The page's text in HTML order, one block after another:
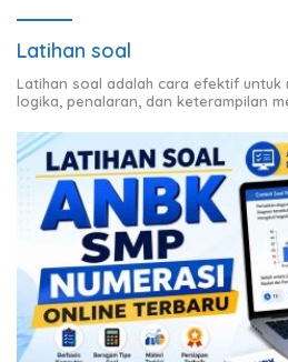
Latihan soal
Latihan soal adalah cara efektif untuk
logika, penalaran, dan keterampilan